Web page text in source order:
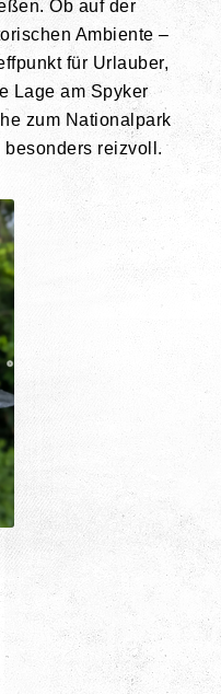
Ob auf der
Ambiente –
für Urlauber,
Lage am Spyker
zum Nationalpark
besonders reizvoll.